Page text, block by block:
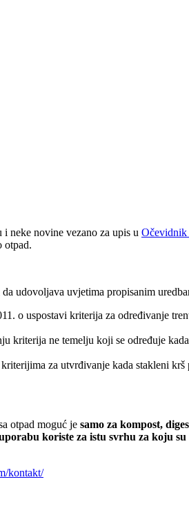
neke novine vezano za upis u Očevidnik
otpad.
da udovoljava uvjetima propisanim
o uspostavi kriterija za određivanje
kriterija ne temelju koji se određuje
za utvrđivanje kada stakleni
otpad moguć je samo za kompost,
koriste za istu svrhu za koju
kontakt/